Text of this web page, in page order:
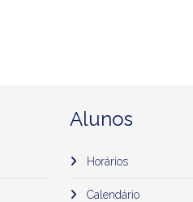
Alunos
Horários
Calendário